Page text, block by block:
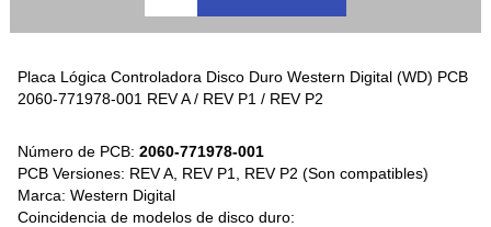
Placa Lógica Controladora Disco Duro Western Digital (WD) PCB
2060-771978-001 REV A / REV P1 / REV P2
Número de PCB:2060-771978-001
PCB Versiones: REV A, REV P1, REV P2 (Son compatibles)
Marca: Western Digital
Coincidencia de modelos de disco duro: